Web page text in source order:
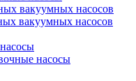
вакуумных насосов
вакуумных насосов
насосы